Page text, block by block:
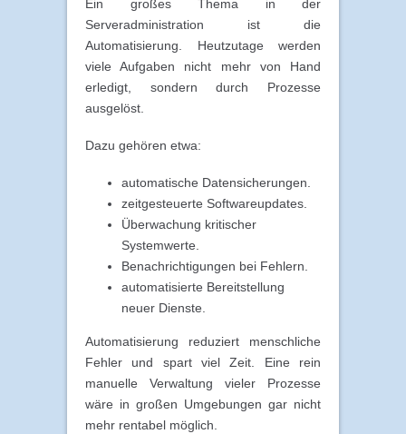
Ein großes Thema in der
Serveradministration ist die
Automatisierung. Heutzutage werden
viele Aufgaben nicht mehr von Hand
erledigt, sondern durch Prozesse
ausgelöst.
Dazu gehören etwa:
automatische Datensicherungen.
zeitgesteuerte Softwareupdates.
Überwachung kritischer
Systemwerte.
Benachrichtigungen bei Fehlern.
automatisierte Bereitstellung
neuer Dienste.
Automatisierung reduziert menschliche
Fehler und spart viel Zeit. Eine rein
manuelle Verwaltung vieler Prozesse
wäre in großen Umgebungen gar nicht
mehr rentabel möglich.